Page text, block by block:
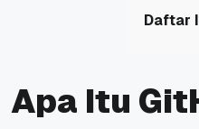
Daftar
Apa Itu